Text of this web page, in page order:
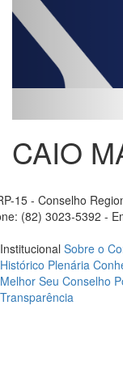
CAIO
15 - Conselho
(82) 3023-5392 -
Institucional Sobre o
Histórico Plenária
Melhor Seu Conselho
Transparência